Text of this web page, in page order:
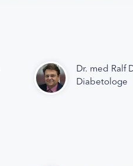
Dr. med Ralf
Diabetologe